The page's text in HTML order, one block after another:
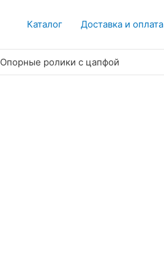
Каталог Доставка и оплата
Опорные ролики с цапфой